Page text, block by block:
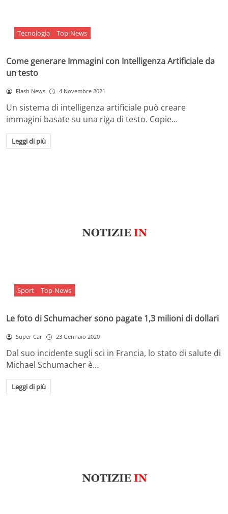
Tecnologia Top-News
Come generare Immagini con Intelligenza Artificiale da
un testo
Flash News 4 Novembre 2021
Un sistema di intelligenza artificiale può creare
immagini basate su una riga di testo. Copie…
Leggi di più
Sport Top-News
Le foto di Schumacher sono pagate 1,3 milioni di dollari
Super Car 23 Gennaio 2020
Dal suo incidente sugli sci in Francia, lo stato di salute di
Michael Schumacher è…
Leggi di più